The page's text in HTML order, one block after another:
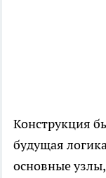
Конструкция
будущая
основные